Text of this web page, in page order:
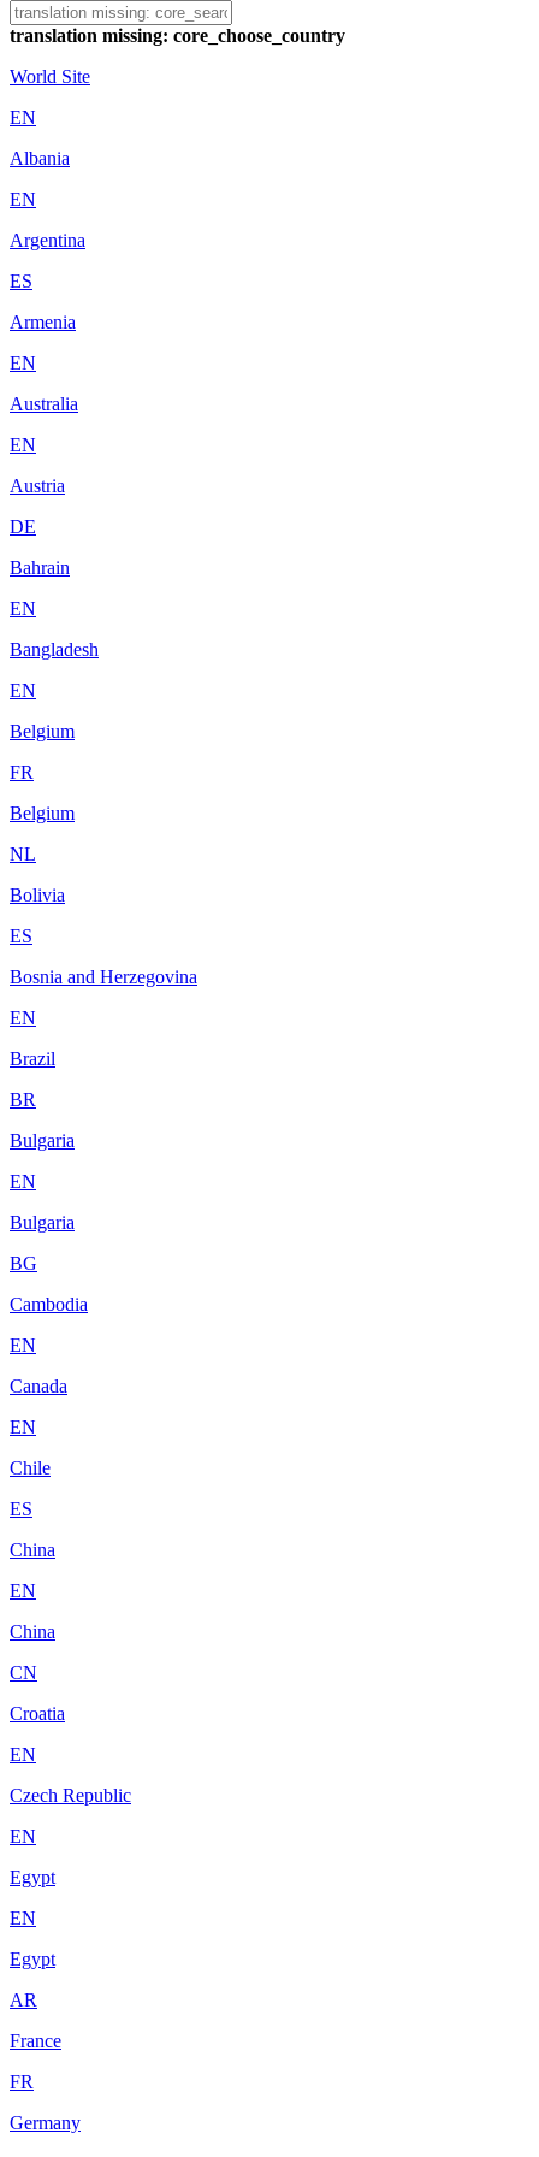
translation missing: core_choose_country
World Site
EN
Albania
EN
Argentina
ES
Armenia
EN
Australia
EN
Austria
DE
Bahrain
EN
Bangladesh
EN
Belgium
FR
Belgium
NL
Bolivia
ES
Bosnia and Herzegovina
EN
Brazil
BR
Bulgaria
EN
Bulgaria
BG
Cambodia
EN
Canada
EN
Chile
ES
China
EN
China
CN
Croatia
EN
Czech Republic
EN
Egypt
EN
Egypt
AR
France
FR
Germany